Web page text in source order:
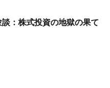
：株式投資の地獄の果て